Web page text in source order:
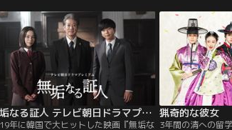
初恋”を描く新た
誕生！！
無垢なる証人 テレビ朝日ドラマプレミアム
年に韓国で大ヒットした映画『無垢な
猟奇的な彼女
3年間の清への留